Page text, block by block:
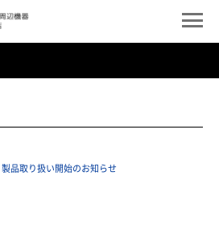
品取り扱い開始のお知らせ